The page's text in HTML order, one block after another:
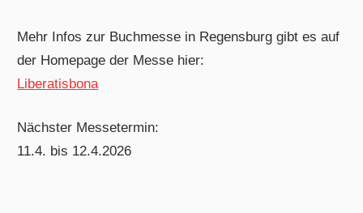
Mehr Infos zur Buchmesse in Regensburg gibt es auf
der Homepage der Messe hier:
Liberatisbona
Nächster Messetermin:
11.4. bis 12.4.2026